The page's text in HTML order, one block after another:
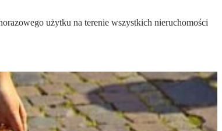
użytku na terenie wszystkich nieruchomości